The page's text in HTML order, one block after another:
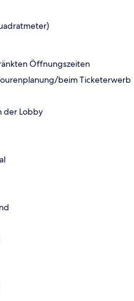
Öffnungszeiten
beim Ticketerwerb
der Lobby